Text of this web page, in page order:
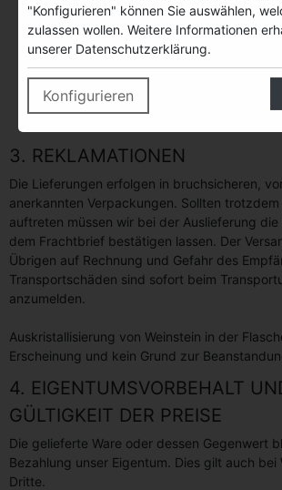
Die Preise verstehen sich einschl. Glas
Die gesetzliche Mehrwertsteuer ist
Die Angebote sind freibleibend, für
bleibt eine preislich und qualitativ
Keine Abgabe von alkoholischen
3. REKLAMATIONEN
Die Lieferungen erfolgen in bruchsicheren,
anerkannten Verpackungen. Sollten
auftreten müssen wir bei der Auslieferung die
dem Frachtbrief bestätigen lassen. Der
Übrigen auf Rechnung und Gefahr des
Transportschäden sind sofort beim
anzumelden.
Auskristallisierung von Weinstein in der
Erscheinung und kein Grund zur
4. EIGENTUMSVORBEHALT
GÜLTIGKEIT DER PREISE
Die gelieferte Ware oder dessen Gegenwert
Bezahlung unser Eigentum. Dies gilt auch bei
Dritte.
"Konfigurieren" können Sie auswählen,
zulassen wollen. Weitere Informationen
unserer Datenschutzerklärung.
Konfigurieren